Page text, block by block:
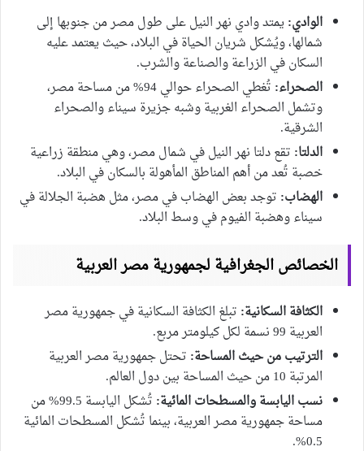
الوادي:يمتد وادي نهر النيل على طول مصر من جنوبها إلى
شمالها، ويُشكل شريان الحياة في البلاد، حيث يعتمد عليه
السكان في الزراعة والصناعة والشرب.
الصحراء:
تُغطي الصحراء حوالي 94% من مساحة مصر،
وتشمل الصحراء الغربية وشبه جزيرة سيناء والصحراء
الشرقية.
الدلتا: تقع دلتا نهر النيل في شمال مصر، وهي منطقة زراعية
خصبة تُعد من أهم المناطق المأهولة بالسكان في البلاد.
الهضاب: توجد بعض الهضاب في مصر، مثل هضبة الجلالة في
سيناء وهضبة الفيوم في وسط البلاد.
الخصائص الجغرافية لجمهورية مصر العربية
الكثافة السكانية: تبلغ الكثافة السكانية في جمهورية مصر
العربية 99 نسمة لكل كيلومتر مربع.
الترتيب من حيث المساحة: تحتل جمهورية مصر العربية
المرتبة 10 من حيث المساحة بين دول العالم.
نسب اليابسة والمسطحات المائية:
تُشكل اليابسة 99.5% من
مساحة جمهورية مصر العربية، بينما تُشكل المسطحات المائية
0.5%.